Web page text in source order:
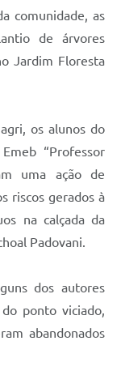
comunidade, as
de árvores
Jardim Floresta
os alunos do
“Professor
uma ação de
riscos gerados à
na calçada da
Padovani.
dos autores
ponto viciado,
abandonados